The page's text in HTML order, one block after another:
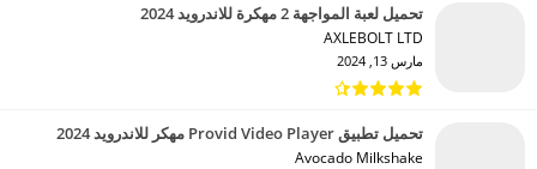
تحميل لعبة المواجهة 2 مهكرة للاندرويد 2024
AXLEBOLT LTD‏
مارس 13, 2024
تحميل تطبيق Provid Video Player مهكر للاندرويد 2024
Avocado Milkshake‏